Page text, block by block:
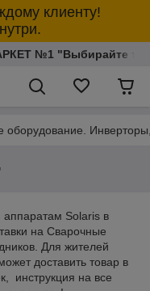
клиенту!
№1 "Выбирайте
оборудование.
Solaris в
на Cварочные
Для жителей
доставить товар в
инструкция на все